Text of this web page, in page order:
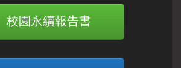
校園永續報告書